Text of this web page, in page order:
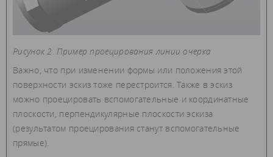
Рисунок 2. Пример проецирования линии очерка
Важно, что при изменении формы или положения этой
поверхности эскиз тоже перестроится. Также в эскиз
можно проецировать вспомогательные и координатные
плоскости, перпендикулярные плоскости эскиза
(результатом проецирования станут вспомогательные
прямые).